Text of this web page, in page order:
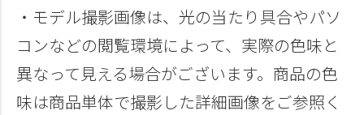
・モデル撮影画像は、光の当たり具合やパソ
コンなどの閲覧環境によって、実際の色味と
異なって見える場合がございます。商品の色
味は商品単体で撮影した詳細画像をご参照く